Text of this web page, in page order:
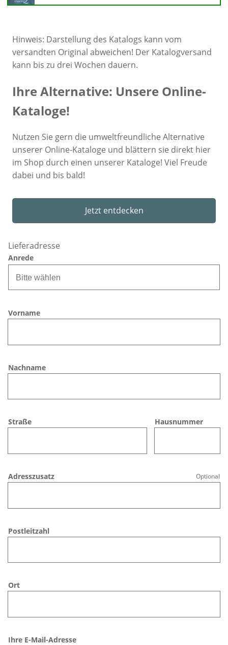
Hinweis: Darstellung des Katalogs kann vom
versandten Original abweichen! Der Katalogversand
kann bis zu drei Wochen dauern.
Ihre Alternative: Unsere Online-
Kataloge!
Nutzen Sie gern die umweltfreundliche Alternative
unserer Online-Kataloge und blättern sie direkt hier
im Shop durch einen unserer Kataloge! Viel Freude
dabei und bis bald!
Jetzt entdecken
Lieferadresse
Anrede
Bitte wählen
Vorname
Nachname
Straße Hausnummer
Adresszusatz Optional
Postleitzahl
Ort
Ihre E-Mail-Adresse